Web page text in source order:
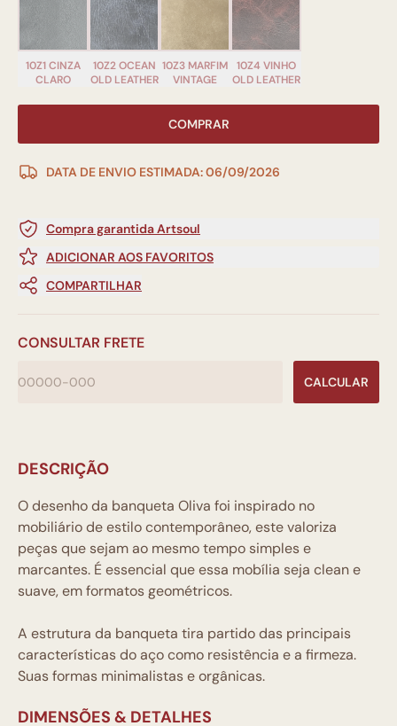
10Z1 CINZA
CLARO
10Z2 OCEAN
OLD LEATHER
10Z3 MARFIM
VINTAGE
10Z4 VINHO
OLD LEATHER
COMPRAR
DATA DE ENVIO ESTIMADA: 06/09/2026
Compra garantida Artsoul
ADICIONAR AOS FAVORITOS
COMPARTILHAR
CONSULTAR FRETE
CALCULAR
DESCRIÇÃO
O desenho da banqueta Oliva foi inspirado no
mobiliário de estilo contemporâneo, este valoriza
peças que sejam ao mesmo tempo simples e
marcantes. É essencial que essa mobília seja clean e
suave, em formatos geométricos.
A estrutura da banqueta tira partido das principais
características do aço como resistência e a firmeza.
Suas formas minimalistas e orgânicas.
DIMENSÕES & DETALHES